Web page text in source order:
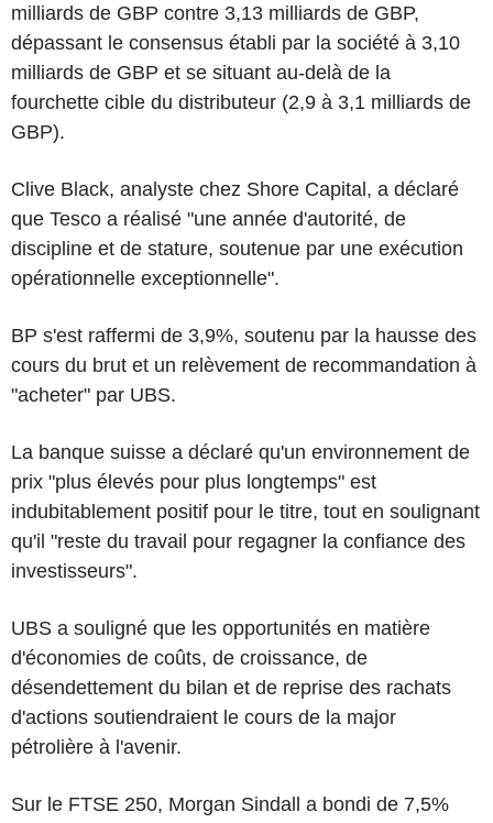
milliards de GBP contre 3,13 milliards de GBP,
dépassant le consensus établi par la société à 3,10
milliards de GBP et se situant au-delà de la
fourchette cible du distributeur (2,9 à 3,1 milliards de
GBP).
Clive Black, analyste chez Shore Capital, a déclaré
que Tesco a réalisé "une année d'autorité, de
discipline et de stature, soutenue par une exécution
opérationnelle exceptionnelle".
BP s'est raffermi de 3,9%, soutenu par la hausse des
cours du brut et un relèvement de recommandation à
"acheter" par UBS.
La banque suisse a déclaré qu'un environnement de
prix "plus élevés pour plus longtemps" est
indubitablement positif pour le titre, tout en soulignant
qu'il "reste du travail pour regagner la confiance des
investisseurs".
UBS a souligné que les opportunités en matière
d'économies de coûts, de croissance, de
désendettement du bilan et de reprise des rachats
d'actions soutiendraient le cours de la major
pétrolière à l'avenir.
Sur le FTSE 250, Morgan Sindall a bondi de 7,5%